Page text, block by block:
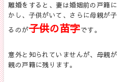
離婚をすると、妻は婚姻前の戸籍
かし、子供がいて、さらに母親が
るのが子供の苗字です。
意外と知られていませんが、母親
親の戸籍に残ります。